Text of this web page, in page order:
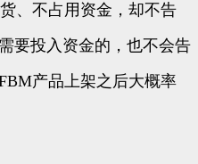
、不占用资金，却不告
要投入资金的，也不会告
产品上架之后大概率